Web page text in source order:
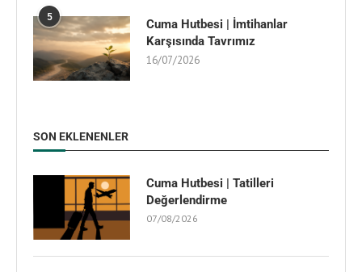
5
Cuma Hutbesi | İmtihanlar
Karşısında Tavrımız
16/07/2026
SON EKLENENLER
Cuma Hutbesi | Tatilleri
Değerlendirme
07/08/2026